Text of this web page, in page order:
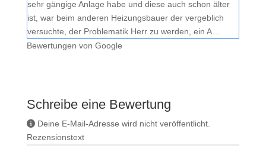
sehr gängige Anlage habe und diese auch schon älter
ist, war beim anderen Heizungsbauer der vergeblich
versuchte, der Problematik Herr zu werden, ein A…
Bewertungen von Google
Schreibe eine Bewertung
Deine E-Mail-Adresse wird nicht veröffentlicht.
Rezensionstext